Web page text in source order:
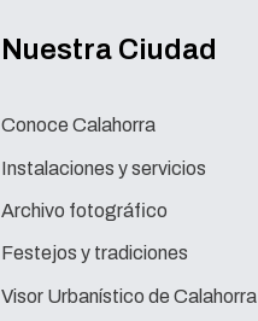
Nuestra Ciudad
Conoce Calahorra
Instalaciones y servicios
Archivo fotográfico
Festejos y tradiciones
Visor Urbanístico de Calahorra